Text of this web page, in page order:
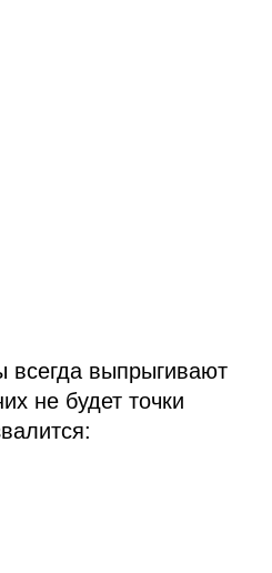
всегда выпрыгивают
не будет точки